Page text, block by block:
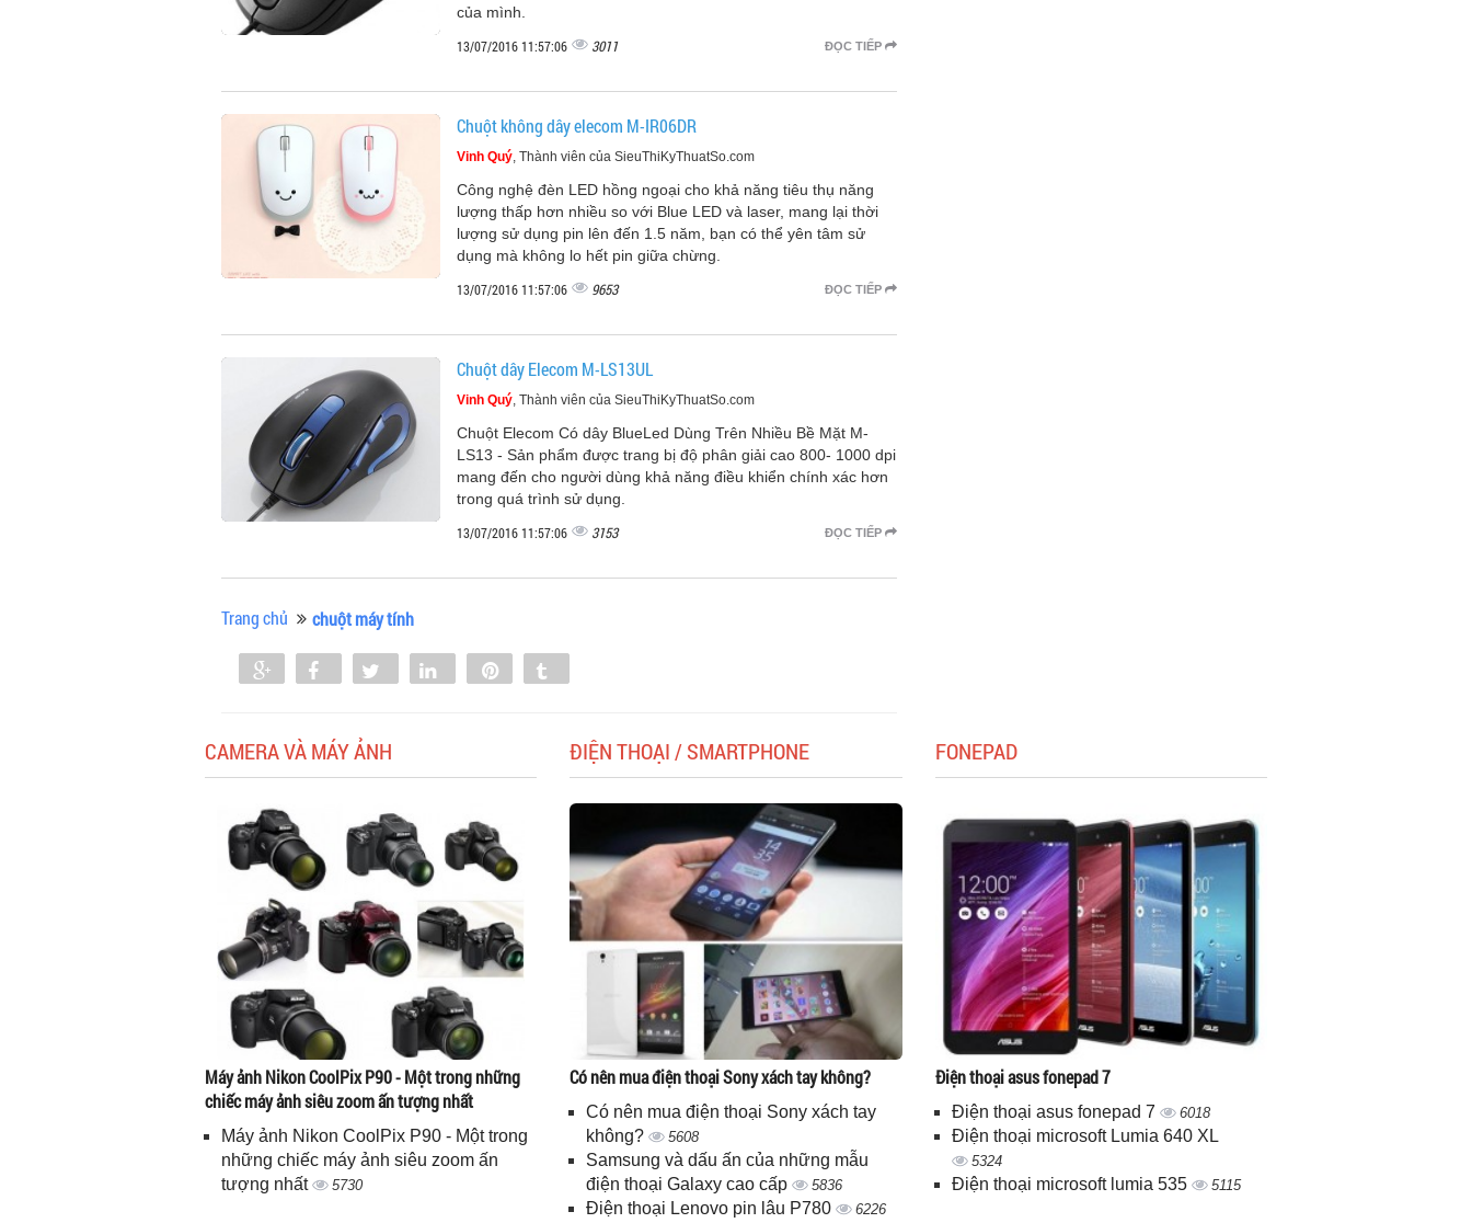
của mình.
ĐỌC TIẾP
13/07/2016 11:57:06 3011
Chuột không dây elecom M-IR06DR
Vinh Quý, Thành viên của SieuThiKyThuatSo.com
Công nghệ đèn LED hồng ngoại cho khả năng tiêu thụ năng
lượng thấp hơn nhiều so với Blue LED và laser, mang lại thời
lượng sử dụng pin lên đến 1.5 năm, bạn có thể yên tâm sử
dụng mà không lo hết pin giữa chừng.
ĐỌC TIẾP
13/07/2016 11:57:06 9653
Chuột dây Elecom M-LS13UL
Vinh Quý, Thành viên của SieuThiKyThuatSo.com
Chuột Elecom Có dây BlueLed Dùng Trên Nhiều Bề Mặt M-
LS13 - Sản phẩm được trang bị độ phân giải cao 800- 1000 dpi
mang đến cho người dùng khả năng điều khiển chính xác hơn
trong quá trình sử dụng.
ĐỌC TIẾP
13/07/2016 11:57:06 3153
Trang chủ chuột máy tính
Share Share Tweet Share
CAMERA VÀ MÁY ẢNH
Máy ảnh Nikon CoolPix P90 - Một trong những
chiếc máy ảnh siêu zoom ấn tượng nhất
Máy ảnh Nikon CoolPix P90 - Một trong
những chiếc máy ảnh siêu zoom ấn
tượng nhất
5730
ĐIỆN THOẠI / SMARTPHONE
Có nên mua điện thoại Sony xách tay không?
Có nên mua điện thoại Sony xách tay
không?
5608
Samsung và dấu ấn của những mẫu
điện thoại Galaxy cao cấp
5836
Điện thoại Lenovo pin lâu P780 6226
FONEPAD
Điện thoại asus fonepad 7
Điện thoại asus fonepad 7 6018
Điện thoại microsoft Lumia 640 XL
5324
Điện thoại microsoft lumia 535 5115